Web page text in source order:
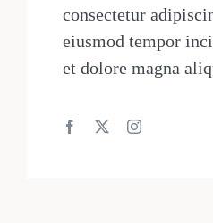
consectetur
eiusmod tempor
et dolore magna